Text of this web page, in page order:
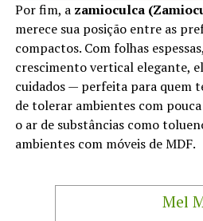
Por fim, a zamioculca
merece sua posição entre as
compactos. Com folhas
crescimento vertical elegante,
cuidados — perfeita para quem
de tolerar ambientes com
o ar de substâncias como
ambientes com móveis de MDF.
Mel